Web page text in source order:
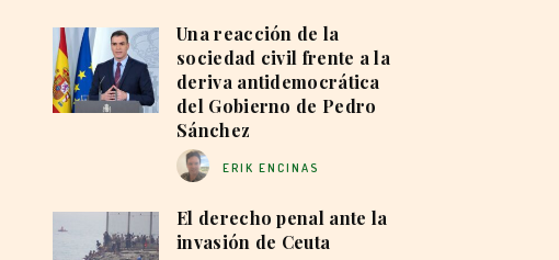
Una reacción de la
sociedad civil frente a la
deriva antidemocrática
del Gobierno de Pedro
Sánchez
ERIK ENCINAS
El derecho penal ante la
invasión de Ceuta